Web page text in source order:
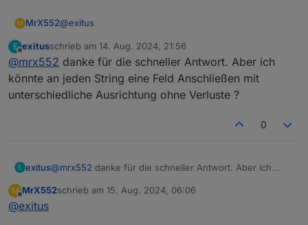
M MrX552@exitus
Moin,
String 3 "gibt es nicht". Intern werden String 1 und 2
zusammen als pv1 und String 3 als pv2 ausgegeben.
Jörn
E
Offline
exitusschrieb am 14. Aug. 2024, 21:56
zuletzt editiert von
@mrx552 danke für die schneller Antwort. Aber ich
könnte an jeden String eine Feld Anschließen mit
unterschiedliche Ausrichtung ohne Verluste ?
0
E exitus@mrx552 danke für die schneller Antwort. Aber ich
unterschiedliche Ausrichtung ohne Verluste ?
M
Offline
MrX552schrieb am 15. Aug. 2024, 06:06
zuletzt editiert von
@exitus